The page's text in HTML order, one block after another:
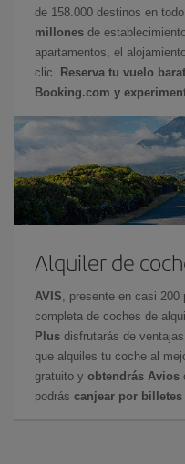
de 158.000 destinos en
millones de
apartamentos, el
clic.
Reserva tu vuelo
Booking.com y
Alquiler de
AVIS , presente en casi
completa de coches de
Plus disfrutarás de
que alquiles tu coche al
gratuito y obtendrás Avios
podrás canjear por